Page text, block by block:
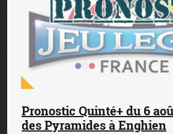
Pronostic Quinté+ du 6
des Pyramides à Enghien